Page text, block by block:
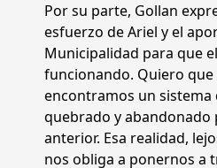
Por su parte, Gollan
esfuerzo de Ariel y el
Municipalidad para que
funcionando. Quiero que
encontramos un sistema
quebrado y abandonado
anterior. Esa realidad,
nos obliga a ponernos a